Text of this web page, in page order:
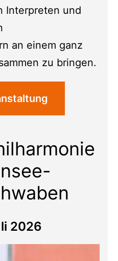
Interpreten und
an einem ganz
zu bringen.
2026